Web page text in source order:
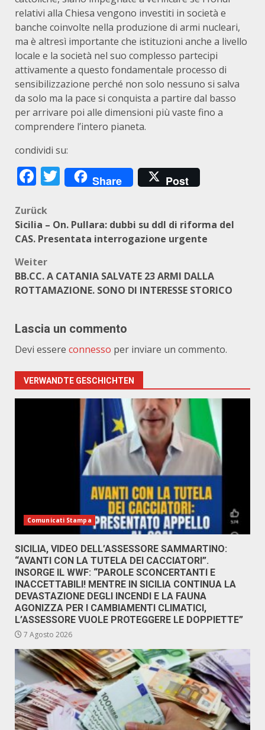
relativi alla Chiesa vengono investiti in società e
banche coinvolte nella produzione di armi nucleari,
ma è altresì importante che istituzioni anche a livello
locale e la società nel suo complesso partecipi
attivamente a questo fondamentale processo di
sensibilizzazione perché non solo nessuno si salva
da solo ma la pace si conquista a partire dal basso
per arrivare poi alle dimensioni più vaste fino a
comprendere l’intero pianeta.
condividi su:
Facebook
Twitter
Share Post
Beitragsnavigation
Zurück
Sicilia – On. Pullara: dubbi su ddl di riforma del
CAS. Presentata interrogazione urgente
Weiter
BB.CC. A CATANIA SALVATE 23 ARMI DALLA
ROTTAMAZIONE. SONO DI INTERESSE STORICO
Lascia un commento
Devi essere connesso per inviare un commento.
VERWANDTE GESCHICHTEN
Comunicati Stampa
SICILIA, VIDEO DELL’ASSESSORE SAMMARTINO:
“AVANTI CON LA TUTELA DEI CACCIATORI”.
INSORGE IL WWF: “PAROLE SCONCERTANTI E
INACCETTABILI! MENTRE IN SICILIA CONTINUA LA
DEVASTAZIONE DEGLI INCENDI E LA FAUNA
AGONIZZA PER I CAMBIAMENTI CLIMATICI,
L’ASSESSORE VUOLE PROTEGGERE LE DOPPIETTE”
7 Agosto 2026